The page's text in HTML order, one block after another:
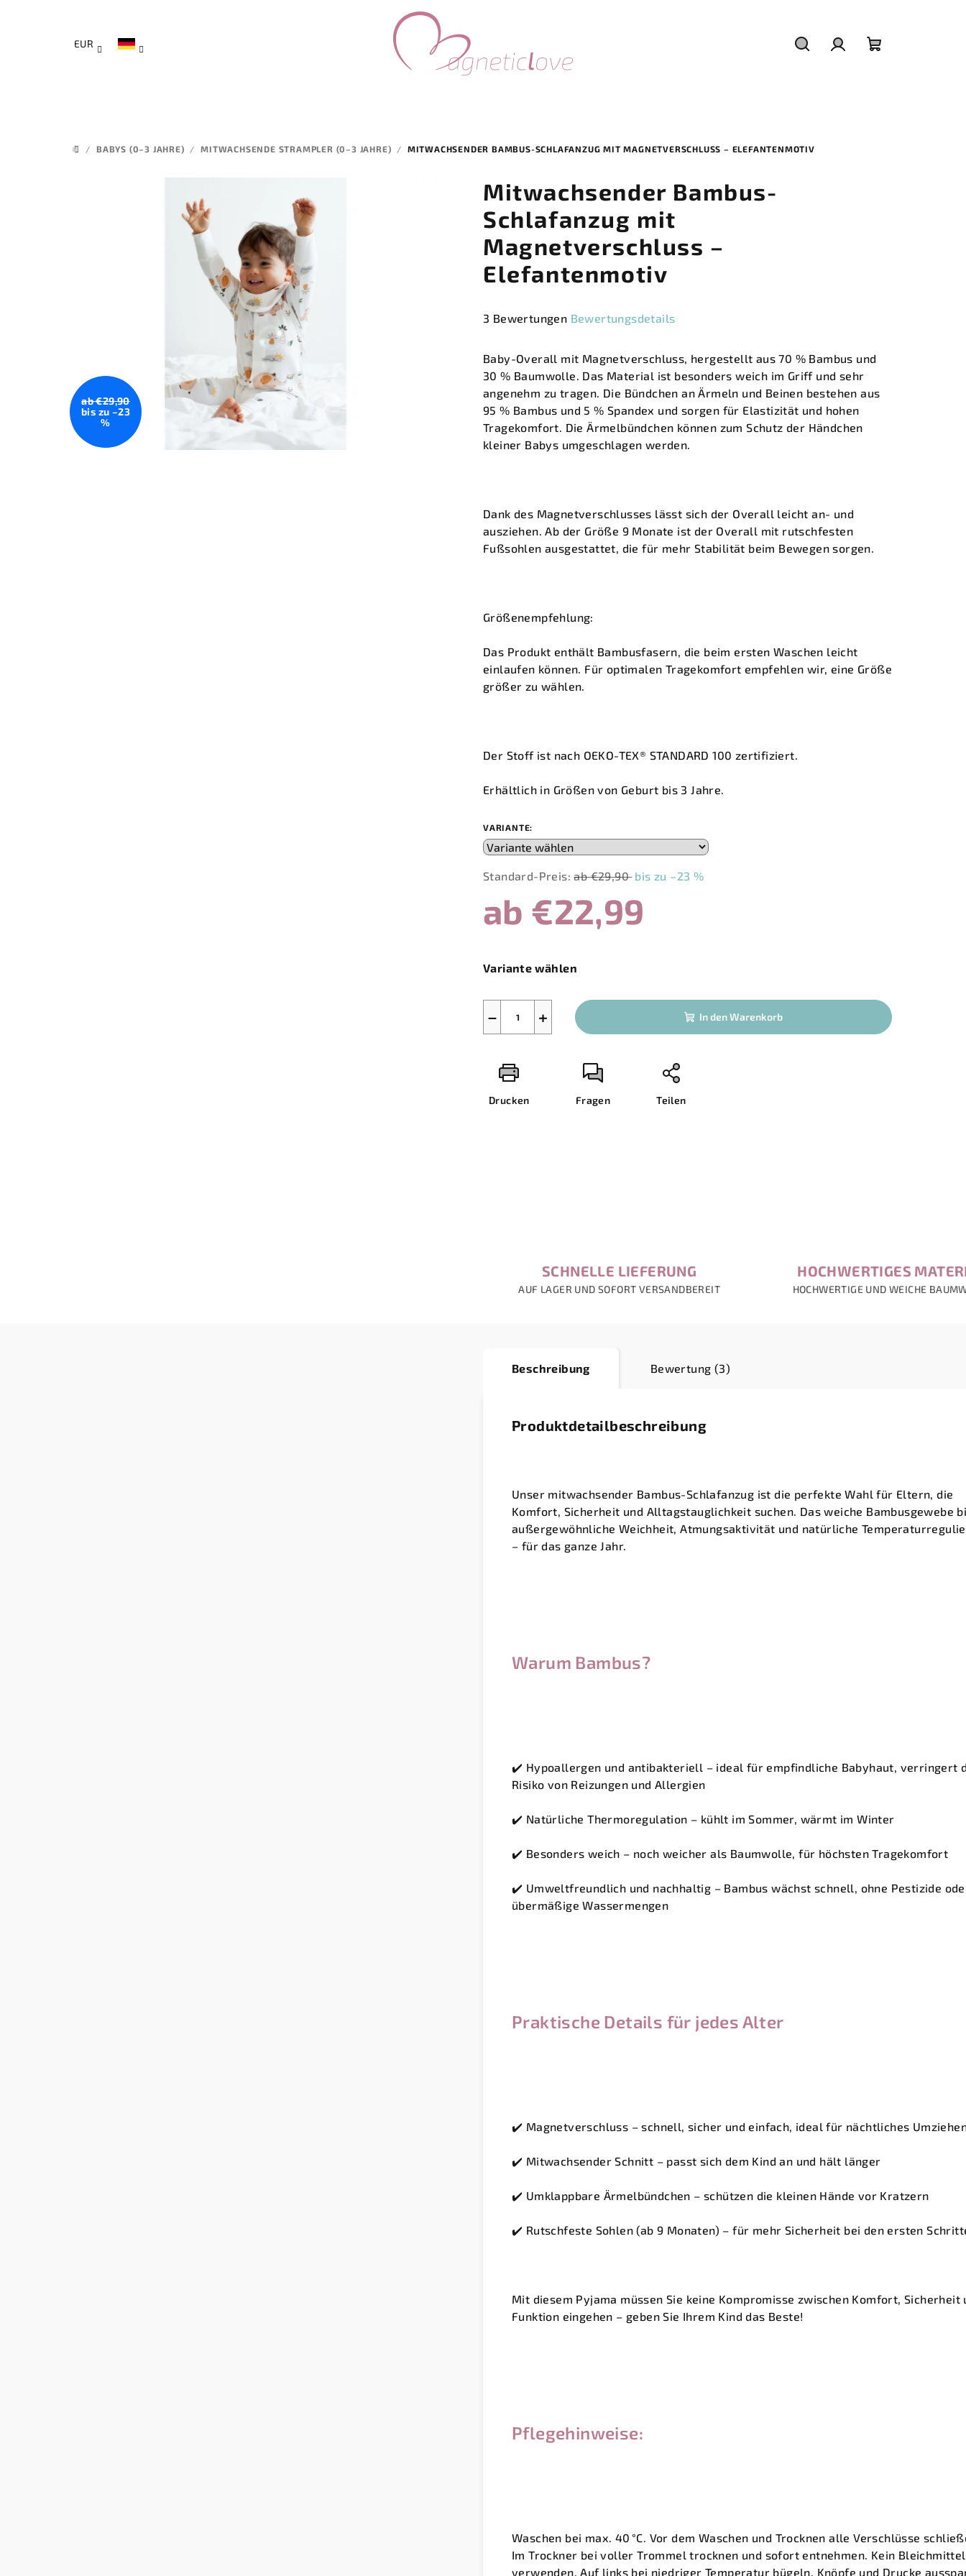
EUR
STARTSEITE
/ BABYS (0–3 JAHRE) / MITWACHSENDE STRAMPLER (0–3 JAHRE) / MITWACHSENDER BAMBUS-SCHLAFANZUG MIT MAGNETVERSCHLUSS – ELEFANTENMOTIV
Mitwachsender Bambus-
Schlafanzug mit
Magnetverschluss –
Elefantenmotiv
Die
Produktbewertung
ist
von
5
Sternen.
3 Bewertungen Bewertungsdetails
Baby-Overall mit Magnetverschluss, hergestellt aus 70 % Bambus und
30 % Baumwolle. Das Material ist besonders weich im Griff und sehr
angenehm zu tragen. Die Bündchen an Ärmeln und Beinen bestehen aus
95 % Bambus und 5 % Spandex und sorgen für Elastizität und hohen
Tragekomfort. Die Ärmelbündchen können zum Schutz der Händchen
kleiner Babys umgeschlagen werden.
Dank des Magnetverschlusses lässt sich der Overall leicht an- und
ausziehen. Ab der Größe 9 Monate ist der Overall mit rutschfesten
Fußsohlen ausgestattet, die für mehr Stabilität beim Bewegen sorgen.
Größenempfehlung:
Das Produkt enthält Bambusfasern, die beim ersten Waschen leicht
einlaufen können. Für optimalen Tragekomfort empfehlen wir, eine Größe
größer zu wählen.
Der Stoff ist nach OEKO-TEX® STANDARD 100 zertifiziert.
Erhältlich in Größen von Geburt bis 3 Jahre.
VARIANTE:
Standard-Preis: ab €29,90 bis zu –23 %
ab €22,99
Variante wählen
+
− In den Warenkorb
Drucken Fragen Teilen
ab €29,90
bis zu –23
%
SCHNELLE LIEFERUNG
AUF LAGER UND SOFORT VERSANDBEREIT
HOCHWERTIGES
HOCHWERTIGE UND WEICHE
Beschreibung Bewertung (3)
Produktdetailbeschreibung
Unser mitwachsender Bambus-Schlafanzug ist die perfekte Wahl für Eltern, die
Komfort, Sicherheit und Alltagstauglichkeit suchen. Das weiche Bambusgewebe
außergewöhnliche Weichheit, Atmungsaktivität und natürliche
– für das ganze Jahr.
Warum Bambus?
✔️ Hypoallergen und antibakteriell – ideal für empfindliche Babyhaut, verringert
Risiko von Reizungen und Allergien
✔️ Natürliche Thermoregulation – kühlt im Sommer, wärmt im Winter
✔️ Besonders weich – noch weicher als Baumwolle, für höchsten Tragekomfort
✔️ Umweltfreundlich und nachhaltig – Bambus wächst schnell, ohne Pestizide
übermäßige Wassermengen
Praktische Details für jedes Alter
✔️ Magnetverschluss – schnell, sicher und einfach, ideal für nächtliches
✔️ Mitwachsender Schnitt – passt sich dem Kind an und hält länger
✔️ Umklappbare Ärmelbündchen – schützen die kleinen Hände vor Kratzern
✔️ Rutschfeste Sohlen (ab 9 Monaten) – für mehr Sicherheit bei den ersten
Mit diesem Pyjama müssen Sie keine Kompromisse zwischen Komfort, Sicherheit
Funktion eingehen – geben Sie Ihrem Kind das Beste!
Pflegehinweise:
Waschen bei max. 40 °C. Vor dem Waschen und Trocknen alle Verschlüsse
Im Trockner bei voller Trommel trocknen und sofort entnehmen. Kein Bleichmittel
verwenden. Auf links bei niedriger Temperatur bügeln, Knöpfe und Drucke